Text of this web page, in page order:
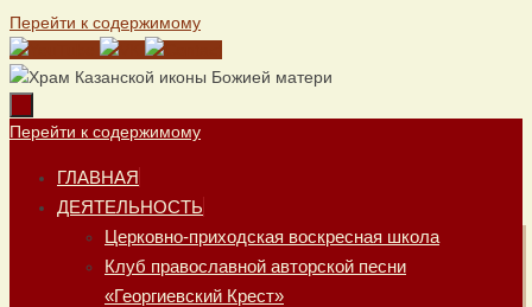
Перейти к содержимому
Перейти к содержимому
ГЛАВНАЯ
ДЕЯТЕЛЬНОСТЬ
Церковно-приходская воскресная школа
Клуб православной авторской песни
«Георгиевский Крест»